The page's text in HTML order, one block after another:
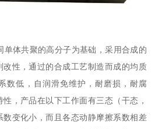
单体共聚的高分子为基础，采用合成的
性，通过的合成工艺制造而成的均质
数低，自润滑免维护，耐磨损，耐腐
，产品在以下工作面有三态（干态，
变化小，而且各态动静摩擦系数相差